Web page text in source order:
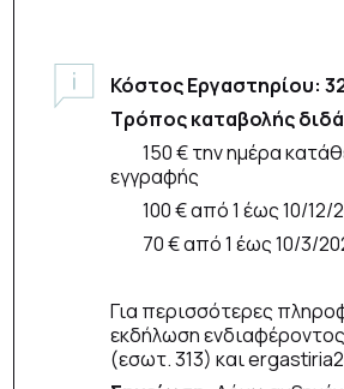
Κόστος Εργαστηρίου:
Τρόπος καταβολής
150 € την ημέρα
εγγραφής
100 € από 1 έως 10/12/
70 € από 1 έως 10/3/
Για περισσότερες
εκδήλωση
(εσωτ. 313) και